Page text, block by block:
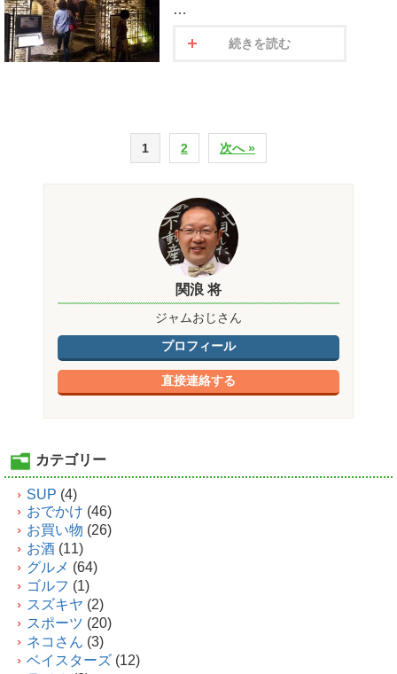
…
続きを読む
1 2 次へ »
関浪 将
ジャムおじさん
プロフィール
直接連絡する
カテゴリー
SUP (4)
おでかけ (46)
お買い物 (26)
お酒 (11)
グルメ (64)
ゴルフ (1)
スズキヤ (2)
スポーツ (20)
ネコさん (3)
ベイスターズ (12)